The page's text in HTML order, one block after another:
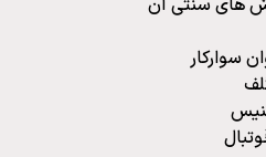
های سنتی آن
سوارکار